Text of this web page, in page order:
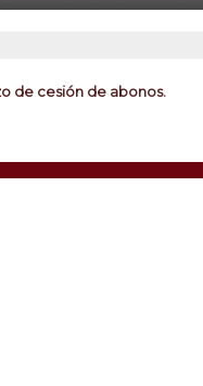
de cesión de abonos.